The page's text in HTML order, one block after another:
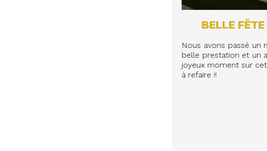
BELLE
Nous avons passé un
belle prestation et un
joyeux moment sur
à refaire !!